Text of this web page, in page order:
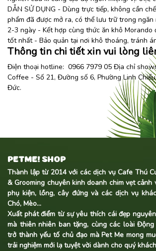
DẪN SỬ DỤNG - Dùng trực tiếp, không cần
phẩm đã được mở ra, có thể lưu trữ trong
2-3 ngày - Kết hợp cùng thức ăn khô Morando
tốt nhất - Bảo quản tại nơi khô thoáng, tránh
Thông tin chi tiết xin vui lòng
Điện thoại hotline: 0966 7979 05 Địa chỉ
Coffee - Số 21, Đường số 6, Phường Linh
Đức.
PETME! SHOP
Thành lập từ 2014 với các dịch vụ Cafe Thú
& Grooming chuyên kinh doanh chim vẹt cảnh
phụ kiện, lồng, cây đứng và các dịch vụ
Chó, Mèo...
Xuất phát điểm từ sự yêu thích cái đẹp
mà thiên nhiên ban tặng, cùng các loài
trở thành yếu tố chủ đạo mà Pet Me mong
trải nghiệm mới lạ tuyệt vời dành cho quý